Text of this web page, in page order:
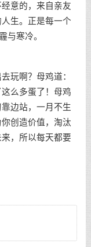
意的，来自亲友
生。正是每一个
与寒冷。
玩啊？母鸡道：
么多蛋了！母鸡
边站，一月不生
创造价值，淘汰
，所以每天都要